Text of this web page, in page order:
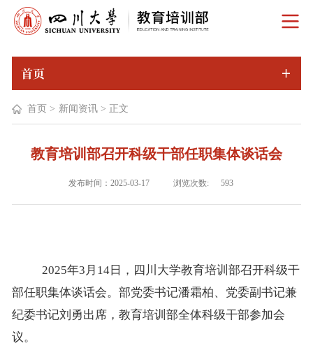
首页
首页 > 新闻资讯 > 正文
教育培训部召开科级干部任职集体谈话会
发布时间：2025-03-17 浏览次数: 593
2025年3月14日，四川大学教育培训部召开科级干
部任职集体谈话会。部党委书记潘霜柏、党委副书记兼
纪委书记刘勇出席，教育培训部全体科级干部参加会
议。